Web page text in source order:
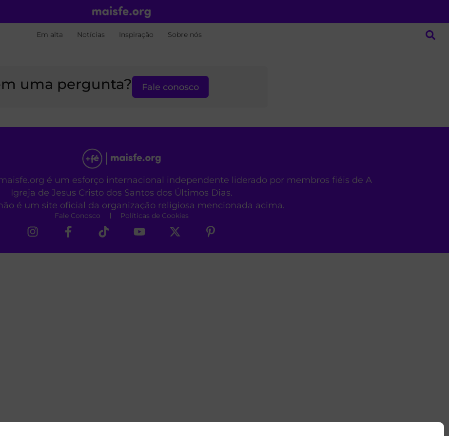
Em alta Notícias Inspiração Sobre nós
uma pergunta? Fale conosco
é um esforço internacional independente liderado por membros fiéis de A
Igreja de Jesus Cristo dos Santos dos Últimos Dias.
é um site oficial da organização religiosa mencionada acima.
Fale Conosco Políticas de Cookies